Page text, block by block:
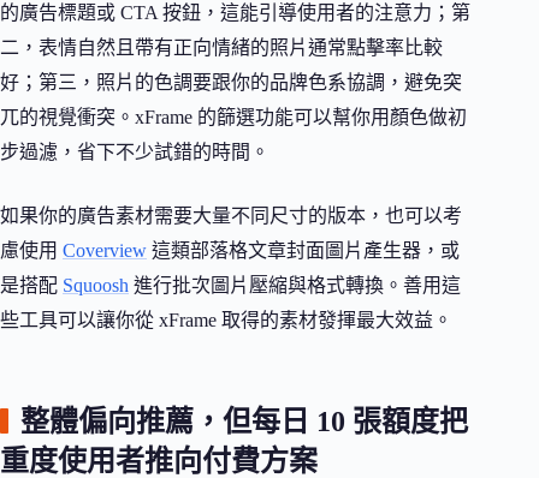
的廣告標題或 CTA 按鈕，這能引導使用者的注意力；第
二，表情自然且帶有正向情緒的照片通常點擊率比較
好；第三，照片的色調要跟你的品牌色系協調，避免突
兀的視覺衝突。xFrame 的篩選功能可以幫你用顏色做初
步過濾，省下不少試錯的時間。
如果你的廣告素材需要大量不同尺寸的版本，也可以考
慮使用 Coverview 這類部落格文章封面圖片產生器，或
是搭配 Squoosh 進行批次圖片壓縮與格式轉換。善用這
些工具可以讓你從 xFrame 取得的素材發揮最大效益。
整體偏向推薦，但每日 10 張額度把
重度使用者推向付費方案